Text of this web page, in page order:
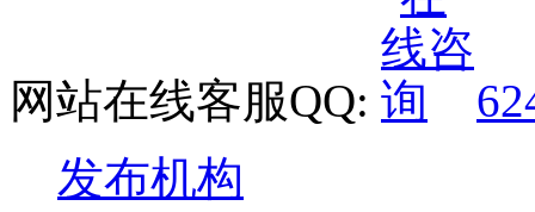
网站在线客服QQ:
发布机构